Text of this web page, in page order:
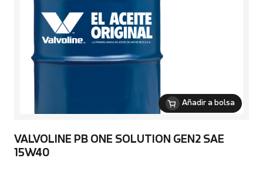
Añadir a bolsa
VALVOLINE PB ONE SOLUTION GEN2 SAE
15W40